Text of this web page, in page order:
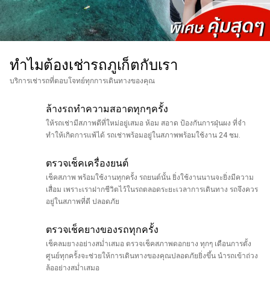
ทำไมต้องเช่ารถภูเก็ตกับเรา
บริการเช่ารถที่ตอบโจทย์ทุกการเดินทางของคุณ
ล้างรถทำความสอาดทุกๆครั้ง
ให้รถเช่ามีสภาพดีที่ใหม่อยู่เสมอ ห้อม สอาด ป้องกันการฝุ่นผง ที่จำ
ทำให้เกิดการแพ้ได้ รถเช่าพร้อมอยู่ในสภาพพร้อมใช้งาน 24 ชม.
ตรวจเช็คเครื่องยนต์
เช็คสภาพ พร้อมใช้งานทุกครั้ง รถยนต์นั้น ยิ่งใช้งานนานจะยิ่งมีความ
เสื่อม เพราะเราฝากชีวิตไว้ในรถตลอดระยะเวลาการเดินทาง รถจึงควร
อยู่ในสภาพที่ดี ปลอดภัย
ตรวจเช็คยางของรถทุกครั้ง
เช็คลมยางอย่างสม่ำเสมอ ตรวจเช็คสภาพดอกยาง ทุกๆ เดือนการตั้ง
ศูนย์ทุกครั้งจะช่วยให้การเดินทางของคุณปลอดภัยยิ่งขึ้น นำรถเข้าถ่วง
ล้ออย่างสม่ำเสมอ